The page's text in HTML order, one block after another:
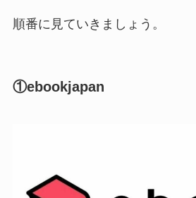
順番に見ていきましょう。
①ebookjapan